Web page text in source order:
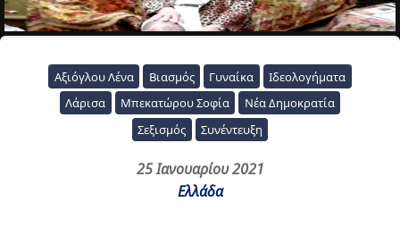
Αξιόγλου Λένα Βιασμός Γυναίκα
Ιδεολογήματα
Λάρισα
Μπεκατώρου Σοφία
Νέα Δημοκρατία
Σεξισμός
Συνέντευξη
25 Ιανουαρίου 2021
Ελλάδα